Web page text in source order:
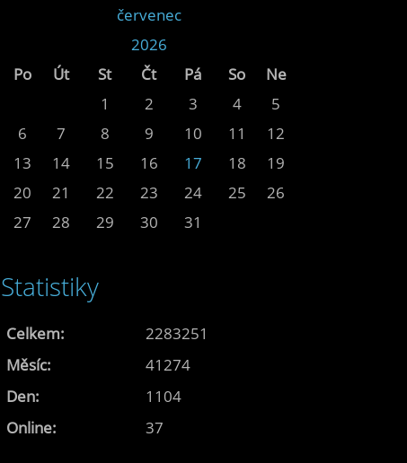
červenec
2026
Po
Út St Čt Pá So
Ne
1
2 3 4
5
6
7 8 9 10 11
12
13
14 15 16 17 18
19
20
21 22 23 24 25
26
27
28 29 30 31
Statistiky
Online: 37
Celkem:
2283251
Měsíc:
41274
Den:
1104